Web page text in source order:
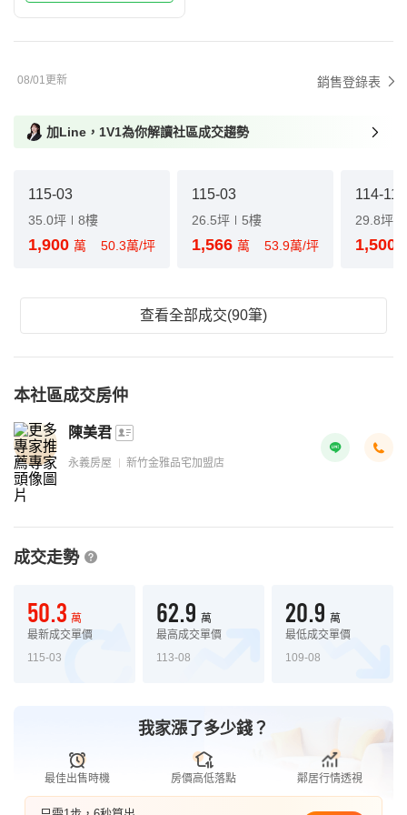
08/01更新 銷售登錄表
加Line，1V1為你解讀社區成交趨勢
115-03
35.0坪 8樓
1,900 萬 50.3萬/坪
115-03
26.5坪 5樓
1,566 萬 53.9萬/坪
114-11
29.8坪
1,500
查看全部成交(90筆)
本社區成交房仲
陳美君
永義房屋 新竹金雅品宅加盟店
成交走勢
50.3 萬
最新成交單價
115-03
62.9 萬
最高成交單價
113-08
20.9 萬
最低成交單價
109-08
我家漲了多少錢？
最佳出售時機 房價高低落點 鄰居行情透視